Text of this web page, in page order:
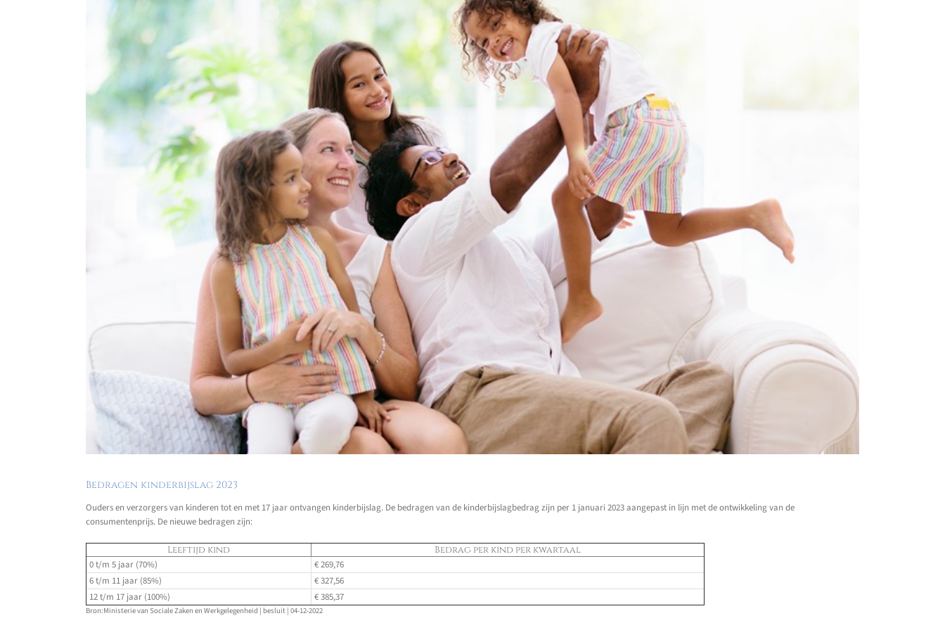
Bedragen kinderbijslag 2023
Ouders en verzorgers van kinderen tot en met 17 jaar ontvangen kinderbijslag. De bedragen van de kinderbijslagbedrag zijn per 1 januari 2023 aangepast in lijn met de ontwikkeling van de
consumentenprijs. De nieuwe bedragen zijn:
Leeftijd kind
Bedrag per kind per kwartaal
0 t/m 5 jaar (70%)
€ 269,76
6 t/m 11 jaar (85%)
€ 327,56
12 t/m 17 jaar (100%)
€ 385,37
Bron:Ministerie van Sociale Zaken en Werkgelegenheid | besluit | 04-12-2022